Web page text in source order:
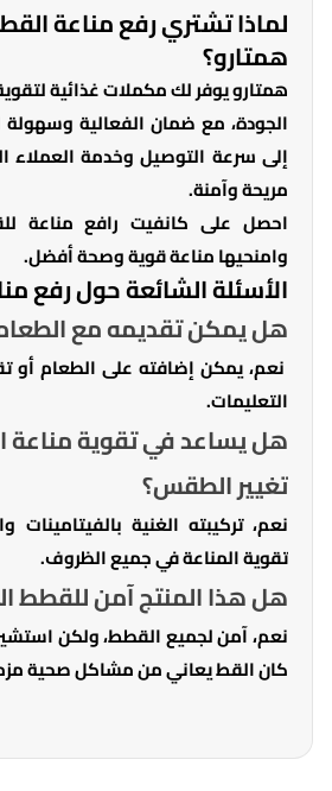
لماذا تشتري رفع مناعة
همتارو؟
همتارو يوفر لك مكملات غذائية
الجودة، مع ضمان الفعالية وسهولة
إلى سرعة التوصيل وخدمة العملاء
مريحة وآمنة.
وامنحيها مناعة قوية وصحة أفضل.
الأسئلة الشائعة حول رفع
هل يمكن تقديمه مع
نعم، يمكن إضافته على الطعام
التعليمات.
هل يساعد في تقوية مناعة
تغيير الطقس؟
نعم، تركيبته الغنية
تقوية المناعة في جميع الظروف.
هل هذا المنتج آمن للقطط
نعم، آمن لجميع القطط، ولكن
كان القط يعاني من مشاكل صحية